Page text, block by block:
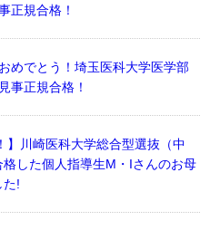
正規合格！
めでとう！埼玉医科大学医学部
事正規合格！
】川崎医科大学総合型選抜（中
した個人指導生M・Iさんのお母
た!